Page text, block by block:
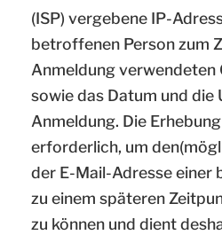
(ISP) vergebene IP-
betroffenen Person zum
Anmeldung
sowie das Datum und die
Anmeldung. Die
erforderlich, um
der E-Mail-Adresse einer
zu einem späteren
zu können und dient